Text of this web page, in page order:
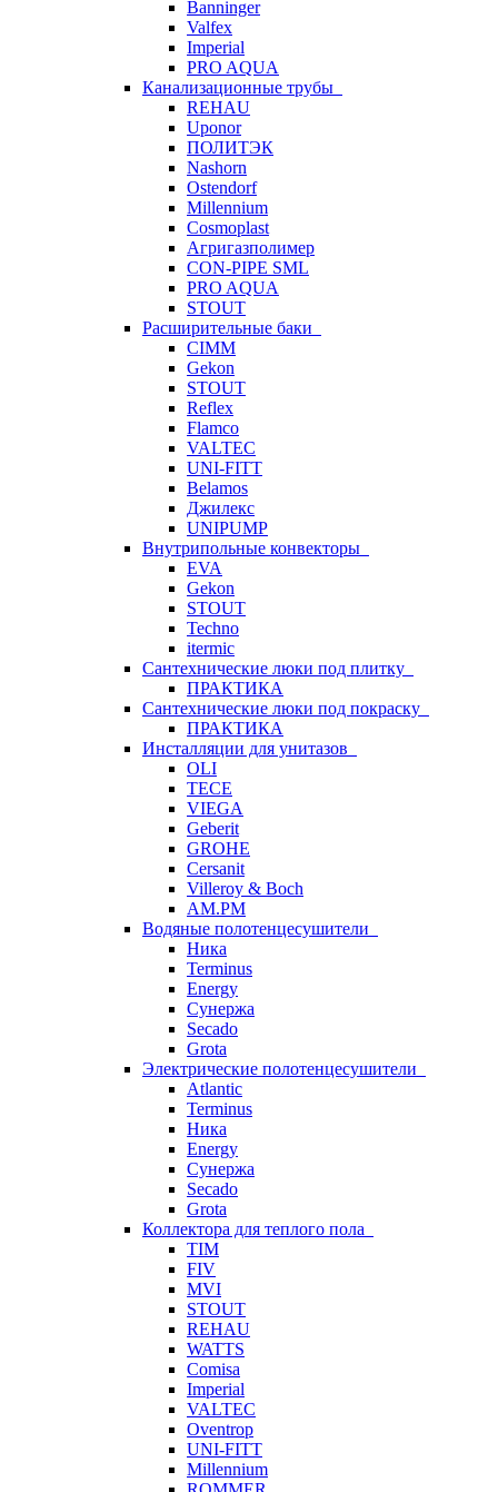
Banninger
Valfex
Imperial
PRO AQUA
Канализационные трубы
REHAU
Uponor
ПОЛИТЭК
Nashorn
Ostendorf
Millennium
Cosmoplast
Агригазполимер
CON-PIPE SML
PRO AQUA
STOUT
Расширительные баки
CIMM
Gekon
STOUT
Reflex
Flamco
VALTEC
UNI-FITT
Belamos
Джилекс
UNIPUMP
Внутрипольные конвекторы
EVA
Gekon
STOUT
Techno
itermic
Сантехнические люки под плитку
ПРАКТИКА
Сантехнические люки под покраску
ПРАКТИКА
Инсталляции для унитазов
OLI
TECE
VIEGA
Geberit
GROHE
Cersanit
Villeroy & Boch
AM.PM
Водяные полотенцесушители
Ника
Terminus
Energy
Сунержа
Secado
Grota
Электрические полотенцесушители
Atlantic
Terminus
Ника
Energy
Сунержа
Secado
Grota
Коллектора для теплого пола
TIM
FIV
MVI
STOUT
REHAU
WATTS
Comisa
Imperial
VALTEC
Oventrop
UNI-FITT
Millennium